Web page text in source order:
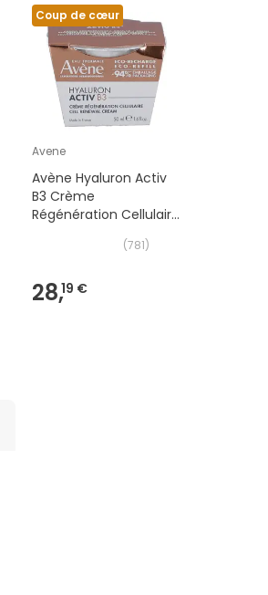
Coup de cœur
Avene
Avène Hyaluron Activ
B3 Crème
Régénération Cellulaire
(781)
28,19 €